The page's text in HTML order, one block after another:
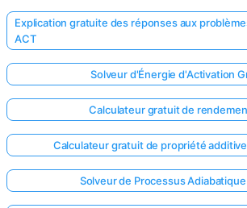
Explication gratuite des réponses aux
ACT
Solveur d'Énergie d'Activation
Calculateur gratuit de
Calculateur gratuit de propriété
Solveur de Processus